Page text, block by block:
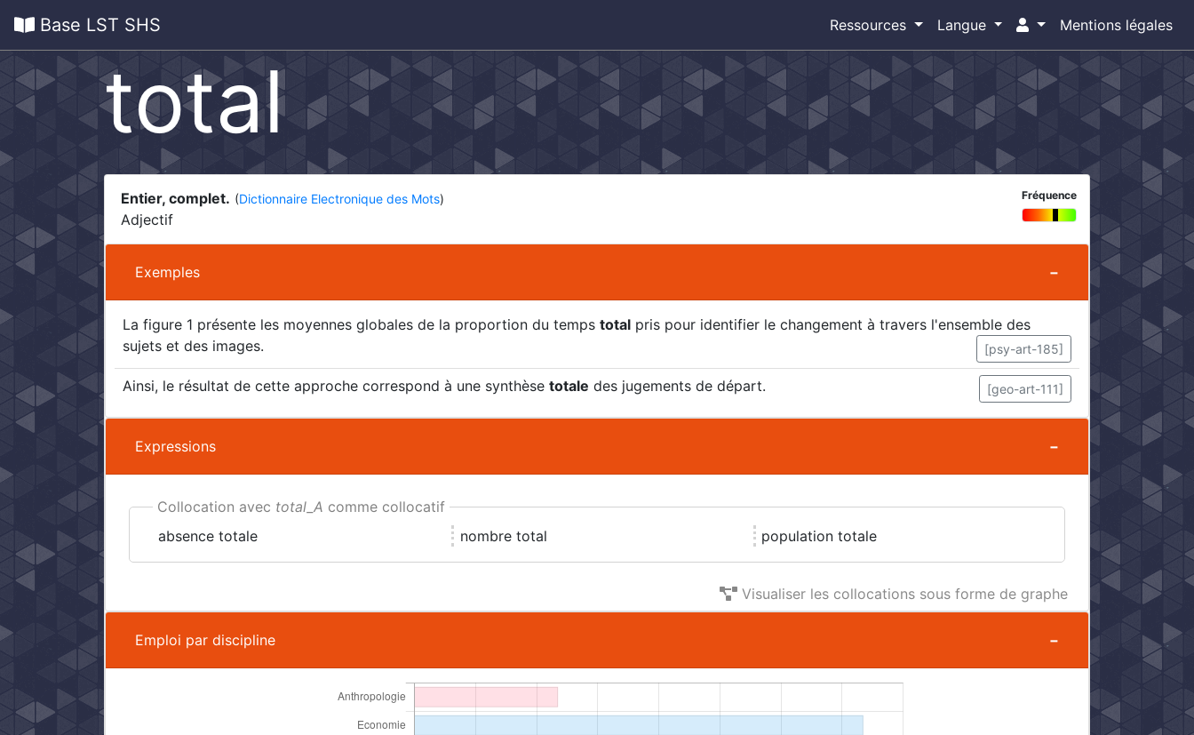
Base LST SHS Ressources Langue Mentions légales
total
Entier, complet. (Dictionnaire Electronique des Mots)
Adjectif
Fréquence
Exemples
La figure 1 présente les moyennes globales de la proportion du tempstotal pris pour identifier le changement à travers l'ensemble des
sujets et des images.
[psy-art-185]
Ainsi, le résultat de cette approche correspond à une synthèsetotale des jugements de départ. [geo-art-111]
Expressions
Collocation avec total_A comme collocatif
absence totale
nombre total population totale
Visualiser les collocations sous forme de graphe
Emploi par discipline